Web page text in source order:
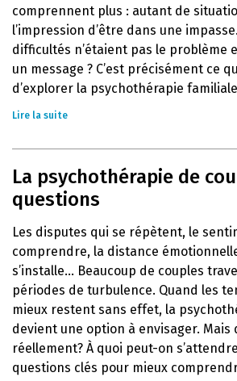
comprennent plus : autant de
l’impression d’être dans une
difficultés n’étaient pas le problème
un message ? C’est précisément ce
d’explorer la psychothérapie
Lire la suite
La psychothérapie de
questions
Les disputes qui se répètent, le
comprendre, la distance
s’installe… Beaucoup de couples
périodes de turbulence. Quand les
mieux restent sans effet, la
devient une option à envisager. Mais
réellement? À quoi peut-on
questions clés pour mieux